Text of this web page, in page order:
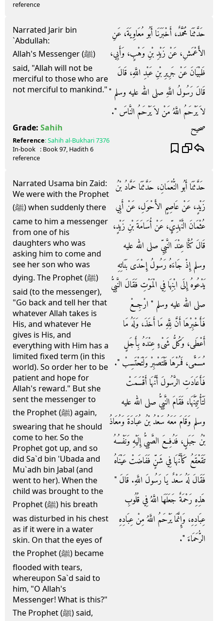
reference
Narrated Jarir bin
`Abdullah:
Allah's Messenger (ﷺ)
said, "Allah will not be
merciful to those who are
not merciful to mankind."
حَدَّثَنَا مُحَمَّدٌ، أَخْبَرَنَا أَبُو مُعَاوِيَةَ، عَنِ
الأَعْمَشِ، عَنْ زَيْدِ بْنِ وَهْبٍ، وَأَبِي،
ظَبْيَانَ عَنْ جَرِيرِ بْنِ عَبْدِ اللَّهِ، قَالَ
قَالَ رَسُولُ اللَّهِ صلى الله عليه وسلم ‏"‏
لاَ يَرْحَمُ اللَّهُ مَنْ لاَ يَرْحَمُ النَّاسَ ‏"‏‏.‏
Grade: Sahih صحيح
Reference:Sahih al-Bukhari7376
In-book
reference
: Book97, Hadith 6
Narrated Usama bin Zaid:
We were with the Prophet
(ﷺ) when suddenly there
came to him a messenger
from one of his
daughters who was
asking him to come and
see her son who was
dying. The Prophet (ﷺ)
said (to the messenger),
"Go back and tell her that
whatever Allah takes is
His, and whatever He
gives is His, and
everything with Him has a
limited fixed term (in this
world). So order her to be
patient and hope for
Allah's reward." But she
sent the messenger to
the Prophet (ﷺ) again,
swearing that he should
come to her. So the
Prophet got up, and so
did Sa`d bin 'Ubada and
Mu`adh bin Jabal (and
went to her). When the
child was brought to the
Prophet (ﷺ) his breath
was disturbed in his chest
as if it were in a water
skin. On that the eyes of
the Prophet (ﷺ) became
flooded with tears,
whereupon Sa`d said to
him, "O Allah's
Messenger! What is this?"
The Prophet (ﷺ) said,
حَدَّثَنَا أَبُو النُّعْمَانِ، حَدَّثَنَا حَمَّادُ بْنُ
زَيْدٍ، عَنْ عَاصِمٍ الأَحْوَلِ، عَنْ أَبِي
عُثْمَانَ النَّهْدِيِّ، عَنْ أُسَامَةَ بْنِ زَيْدٍ،
قَالَ كُنَّا عِنْدَ النَّبِيِّ صلى الله عليه
وسلم إِذْ جَاءَهُ رَسُولُ إِحْدَى بَنَاتِهِ
يَدْعُوهُ إِلَى ابْنِهَا فِي الْمَوْتِ فَقَالَ النَّبِيُّ
صلى الله عليه وسلم ‏"‏ ارْجِعْ
فَأَخْبِرْهَا أَنَّ لِلَّهِ مَا أَخَذَ، وَلَهُ مَا
أَعْطَى، وَكُلُّ شَىْءٍ عِنْدَهُ بِأَجَلٍ
مُسَمًّى، فَمُرْهَا فَلْتَصْبِرْ وَلْتَحْتَسِبْ ‏"‏‏.‏
فَأَعَادَتِ الرَّسُولَ أَنَّهَا أَقْسَمَتْ
لَتَأْتِيَنَّهَا، فَقَامَ النَّبِيُّ صلى الله عليه
وسلم وَقَامَ مَعَهُ سَعْدُ بْنُ عُبَادَةَ وَمُعَاذُ
بْنُ جَبَلٍ، فَدُفِعَ الصَّبِيُّ إِلَيْهِ وَنَفْسُهُ
تَقَعْقَعُ كَأَنَّهَا فِي شَنٍّ فَفَاضَتْ عَيْنَاهُ
فَقَالَ لَهُ سَعْدٌ يَا رَسُولَ اللَّهِ‏.‏ قَالَ ‏"‏
هَذِهِ رَحْمَةٌ جَعَلَهَا اللَّهُ فِي قُلُوبِ
عِبَادِهِ، وَإِنَّمَا يَرْحَمُ اللَّهُ مِنْ عِبَادِهِ
الرُّحَمَاءَ ‏"‏‏.‏